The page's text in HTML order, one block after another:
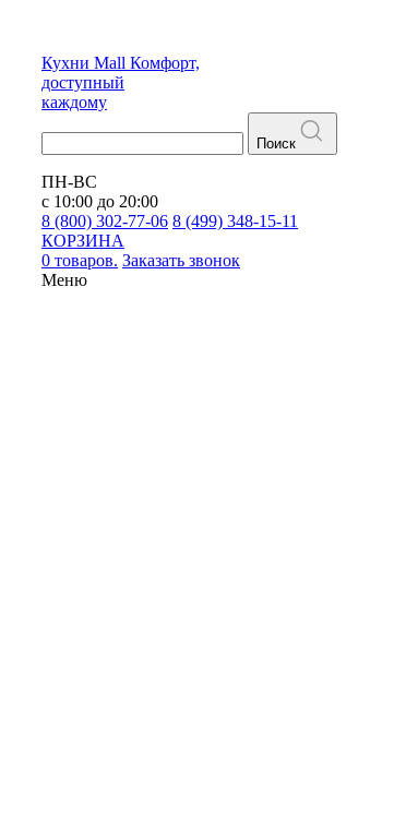
Кухни Mall Комфорт,
доступный
каждому
Поиск
ПН-ВС
с 10:00 до 20:00
8 (800) 302-77-06 8 (499) 348-15-11
КОРЗИНА
0 товаров. Заказать звонок
Меню